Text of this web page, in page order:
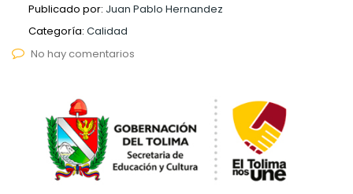
Publicado por: Juan Pablo Hernandez
Categoría: Calidad
No hay comentarios